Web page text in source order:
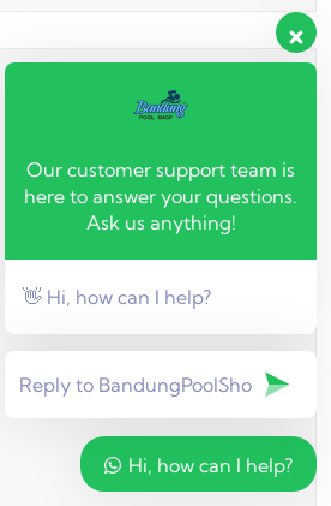
Our customer support team is
here to answer your questions.
Ask us anything!
👋 Hi, how can I help?
Hi, how can I help?